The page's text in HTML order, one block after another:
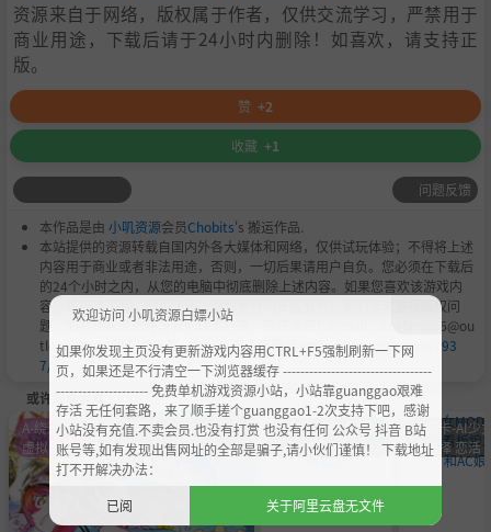
资源来自于网络，版权属于作者，仅供交流学习，严禁用于
商业用途，下载后请于24小时内删除！如喜欢，请支持正
版。
赞 +2
收藏 +1
问题反馈
本作品是由 小叽资源会员Chobits's 搬运作品.
本站提供的资源转载自国内外各大媒体和网络，仅供试玩体验；不得将上述
内容用于商业或者非法用途，否则，一切后果请用户自负。您必须在下载后
的24个小时之内，从您的电脑中彻底删除上述内容。如果您喜欢该游戏内
容，请支持正版，购买注册，得到更好的正版服务。我们非常重视版权问
题，如有侵权请邮件与我们联系处理。敬请谅解！E-mail：acgbns666@ou
tlook.com，我们会在第一时间断开下载链接 https://steamzg.com/793
7/ 。
或许您会喜欢
A-绕过D加密
虚拟机
角色卡-AI少女 甜心
选择 恋活
角色卡-AI少女 甜
心选择 恋活
角色卡-AI少
心选择 恋活
欢迎访问 小叽资源白嫖小站
如果你发现主页没有更新游戏内容用CTRL+F5强制刷新一下网
页，如果还是不行清空一下浏览器缓存 ----------------------------------
--------------------- 免费单机游戏资源小站，小站靠guanggao艰难
存活 无任何套路，来了顺手搓个guanggao1-2次支持下吧，感谢
小站没有充值.不卖会员.也没有打赏 也没有任何 公众号 抖音 B站
账号等,如有发现出售网址的全部是骗子,请小伙们谨慎！ 下载地址
打不开解决办法：
已阅
关于阿里云盘无文件